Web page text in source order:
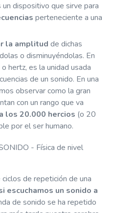
dispositivo que sirve para
perteneciente a una
la amplitud de dichas
o disminuyéndolas. En
hertz, es la unidad usada
de un sonido. En una
observar como la gran
con un rango que va
los 20.000 hercios (o 20
por el ser humano.
de repetición de una
escuchamos un sonido a
de sonido se ha repetido